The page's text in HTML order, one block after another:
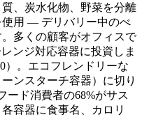
、炭水化物、野菜を分離
用 — デリバリー中のべ
多くの顧客がオフィスで
ンジ対応容器に投資しま
）。エコフレンドリーな
ンスターチ容器）に切り
ド消費者の68%がサス
容器に食事名、カロリ